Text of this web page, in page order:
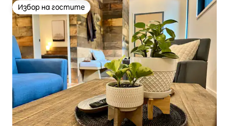
Избор на гостите
Избор на гостите